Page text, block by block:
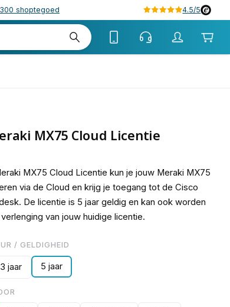
shoptegoed 4.5/5
MX75 Cloud Licentie
MX75 Cloud Licentie kun je jouw Meraki MX75
via de Cloud en krijg je toegang tot de Cisco
De licentie is 5 jaar geldig en kan ook worden
van jouw huidige licentie.
/ GELDIGHEID
3 jaar 5 jaar